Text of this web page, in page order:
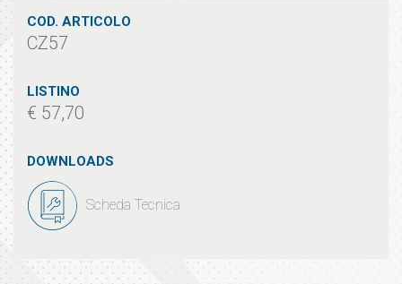
COD. ARTICOLO
CZ57
LISTINO
€ 57,70
DOWNLOADS
Scheda Tecnica